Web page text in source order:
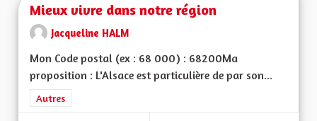
Mieux vivre dans notre région
Jacqueline HALM
Mon Code postal (ex : 68 000) : 68200Ma
proposition : L'Alsace est particulière de par son...
Filtrer les résultats de la catégorie : Autres
Autres